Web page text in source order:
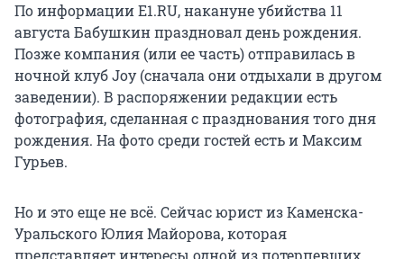
сейчас главное доказательство в уголовном
деле. Если бы не огласка в СМИ, всё спустили бы
на тормозах.
Изначально уголовное дело возбудили лишь по
статье «Хулиганство», из-за чего мучители,
скорее всего, отделались бы принудительными
работами или условным наказанием. После
парни, было возбуждено еще два уголовных
дела по статьям «Похищение» и «Принуждение
По информации E1.RU, накануне убийства 11
августа Бабушкин праздновал день рождения.
Позже компания (или ее часть) отправилась в
ночной клуб Joy (сначала они отдыхали в другом
заведении). В распоряжении редакции есть
фотография, сделанная с празднования того дня
рождения. На фото среди гостей есть и Максим
Гурьев.
Но и это еще не всё. Сейчас юрист из Каменска-
Уральского Юлия Майорова, которая
представляет интересы одной из потерпевших